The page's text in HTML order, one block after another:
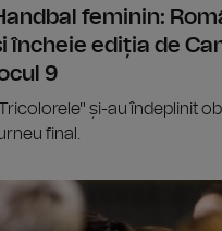
feminin:
încheie ediția de
9
și-au îndeplinit
final.
feminin: România